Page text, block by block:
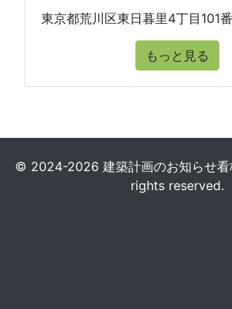
東京都荒川区東日暮里4丁目101
もっと見る
© 2024-2026 建築計画のお知らせ看
rights reserved.